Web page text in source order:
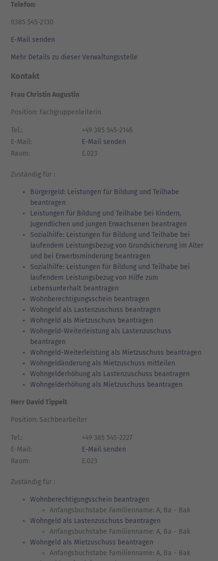
Telefon:
0385 545-2130
E-Mail senden
Mehr Details zu dieser Verwaltungsstelle
Kontakt
Frau Christin Augustin
Position: Fachgruppenleiterin
Tel.:
+49 385 545-2146
E-Mail:
E-Mail senden
Raum:
E.023
Zuständig für :
Bürgergeld: Leistungen für Bildung und Teilhabe
beantragen
Leistungen für Bildung und Teilhabe bei Kindern,
Jugendlichen und jungen Erwachsenen beantragen
Sozialhilfe: Leistungen für Bildung und Teilhabe bei
laufendem Leistungsbezug von Grundsicherung im Alter
und bei Erwerbsminderung beantragen
Sozialhilfe: Leistungen für Bildung und Teilhabe bei
laufendem Leistungsbezug von Hilfe zum
Lebensunterhalt beantragen
Wohnberechtigungsschein beantragen
Wohngeld als Lastenzuschuss beantragen
Wohngeld als Mietzuschuss beantragen
Wohngeld-Weiterleistung als Lastenzuschuss
beantragen
Wohngeld-Weiterleistung als Mietzuschuss beantragen
Wohngeldänderung als Mietzuschuss mitteilen
Wohngelderhöhung als Lastenzuschuss beantragen
Wohngelderhöhung als Mietzuschuss beantragen
Herr David Tippelt
Position: Sachbearbeiter
Tel.:
+49 385 545-2227
E-Mail:
E-Mail senden
Raum:
E.023
Zuständig für :
Wohnberechtigungsschein beantragen
Anfangsbuchstabe Familienname: A, Ba - Bak
Wohngeld als Lastenzuschuss beantragen
Anfangsbuchstabe Familienname: A, Ba - Bak
Wohngeld als Mietzuschuss beantragen
Anfangsbuchstabe Familienname: A, Ba - Bak